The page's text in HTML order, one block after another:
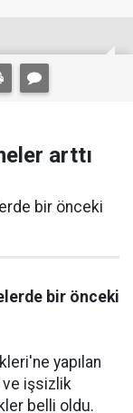
arttı
bir önceki
bir önceki
yapılan
ve işsizlik
belli oldu.